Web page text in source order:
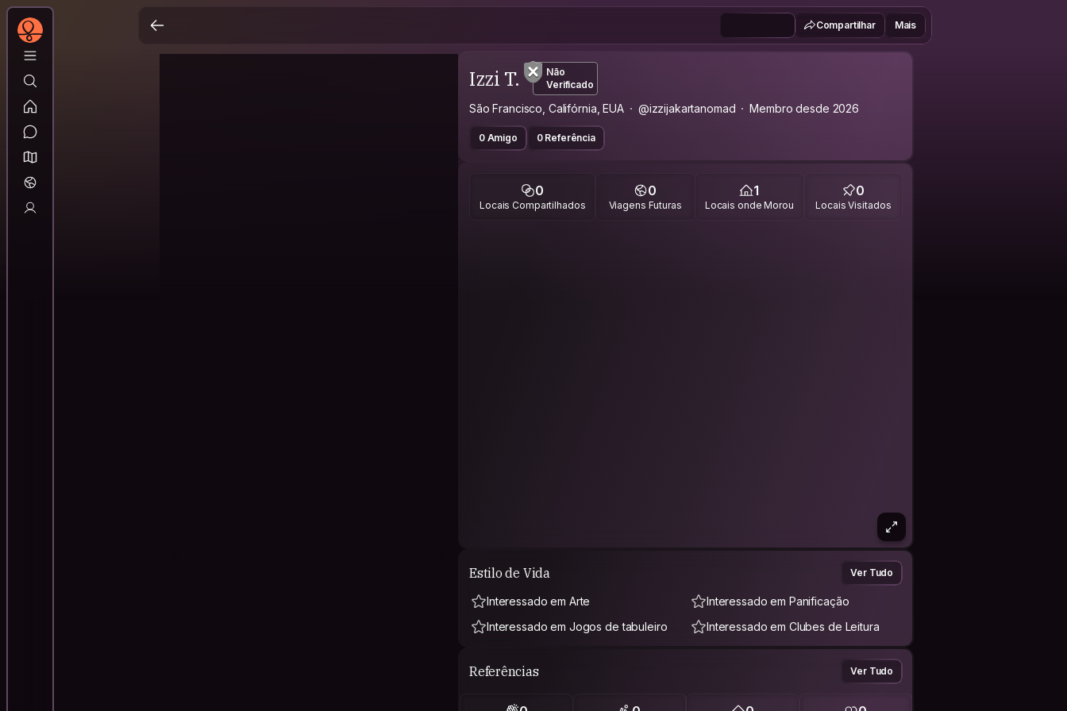
Compartilhar Mais
Izzi T.
Não
Verificado
São Francisco, Califórnia, EUA @izzijakartanomad Membro desde 2026
0 Amigo 0 Referência
0
Locais Compartilhados
0
Viagens Futuras
1
Locais onde Morou
0
Locais Visitados
Estilo de Vida Ver Tudo
Interessado em Arte
Interessado em Panificação
Interessado em Jogos de tabuleiro
Interessado em Clubes de Leitura
Referências Ver Tudo